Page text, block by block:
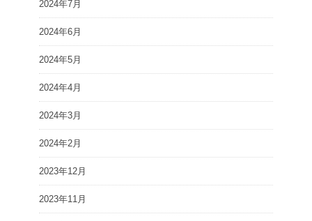
2024年7月
2024年6月
2024年5月
2024年4月
2024年3月
2024年2月
2023年12月
2023年11月